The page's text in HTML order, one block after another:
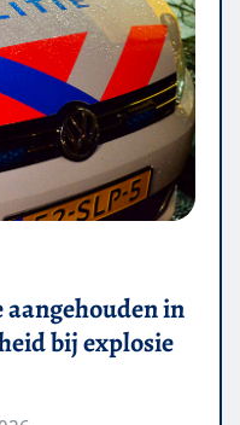
in
bij explosie